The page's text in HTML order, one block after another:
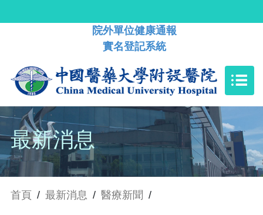
院外單位健康通報
實名登記系統
最新消息
首頁 / 最新消息 / 醫療新聞 /